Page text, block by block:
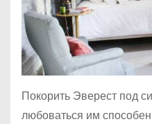
Покорить Эверест под
любоваться им